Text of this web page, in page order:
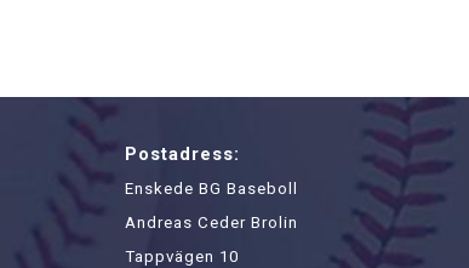
Postadress:
Enskede BG Baseboll
Andreas Ceder Brolin
Tappvägen 10